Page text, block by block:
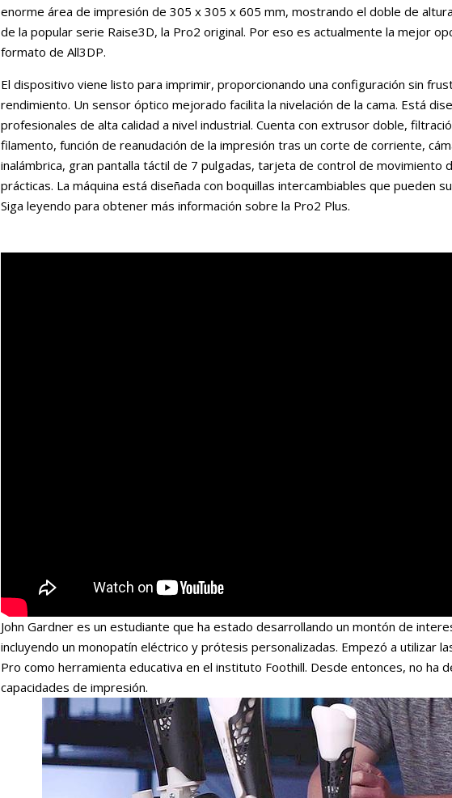
enorme área de impresión de 305 x 305 x 605 mm, mostrando el doble de
de la popular serie Raise3D, la Pro2 original. Por eso es actualmente la mejor
formato de All3DP.
El dispositivo viene listo para imprimir, proporcionando una configuración sin
rendimiento. Un sensor óptico mejorado facilita la nivelación de la cama. Está
profesionales de alta calidad a nivel industrial. Cuenta con extrusor doble,
filamento, función de reanudación de la impresión tras un corte de corriente,
inalámbrica, gran pantalla táctil de 7 pulgadas, tarjeta de control de movimiento
prácticas. La máquina está diseñada con boquillas intercambiables que pueden
Siga leyendo para obtener más información sobre la Pro2 Plus.
John Gardner es un estudiante que ha estado desarrollando un montón de
incluyendo un monopatín eléctrico y prótesis personalizadas. Empezó a utilizar
Pro como herramienta educativa en el instituto Foothill. Desde entonces, no ha
capacidades de impresión.